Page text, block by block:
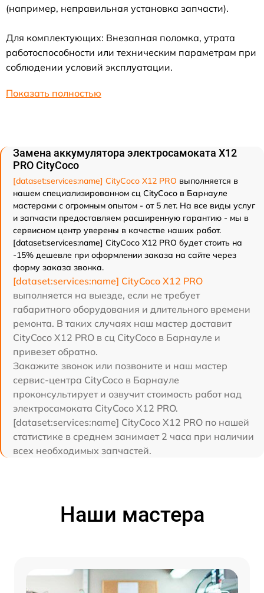
(например, неправильная установка запчасти).
Для комплектующих: Внезапная поломка, утрата
работоспособности или техническим параметрам при
соблюдении условий эксплуатации.
Показать полностью
Замена аккумулятора электросамоката X12
PRO CityCoco
[dataset:services:name] CityCoco X12 PRO выполняется в
нашем специализированном сц CityCoco в Барнауле
мастерами с огромным опытом - от 5 лет. На все виды услуг
и запчасти предоставляем расширенную гарантию - мы в
сервисном центр уверены в качестве наших работ.
[dataset:services:name] CityCoco X12 PRO будет стоить на
-15% дешевле при оформлении заказа на сайте через
форму заказа звонка.
[dataset:services:name] CityCoco X12 PRO
выполняется на выезде, если не требует
габаритного оборудования и длительного времени
ремонта. В таких случаях наш мастер доставит
CityCoco X12 PRO в сц CityCoco в Барнауле и
привезет обратно.
Закажите звонок или позвоните и наш мастер
сервис-центра CityCoco в Барнауле
проконсультирует и озвучит стоимость работ над
электросамоката CityCoco X12 PRO.
[dataset:services:name] CityCoco X12 PRO по нашей
статистике в среднем занимает 2 часа при наличии
всех необходимых запчастей.
Наши мастера